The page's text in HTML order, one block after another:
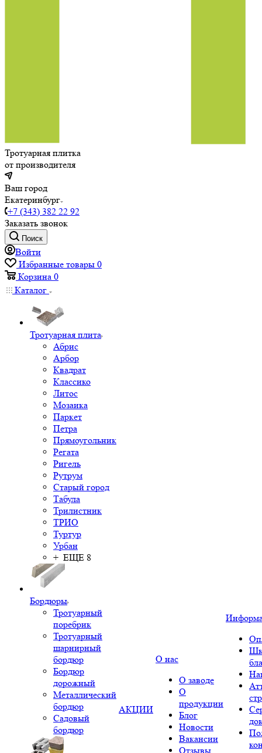
Тротуарная плитка
от производителя
Ваш город
Екатеринбург
+7 (343) 382 22 92
Заказать звонок
Поиск
Войти
Избранные товары 0
Корзина 0
Каталог
Тротуарная плита
Абрис
Арбор
Квадрат
Классико
Литос
Мозаика
Паркет
Петра
Прямоугольник
Регата
Ригель
Рутрум
Старый город
Табула
Трилистник
ТРИО
Туртур
Урбан
+ ЕЩЕ 8
Бордюры
Тротуарный
поребрик
Тротуарный
шарнирный
бордюр
Бордюр
дорожный
Металлический
бордюр
Садовый
бордюр
АКЦИИ
О нас
О заводе
О
продукции
Блог
Новости
Вакансии
Отзывы